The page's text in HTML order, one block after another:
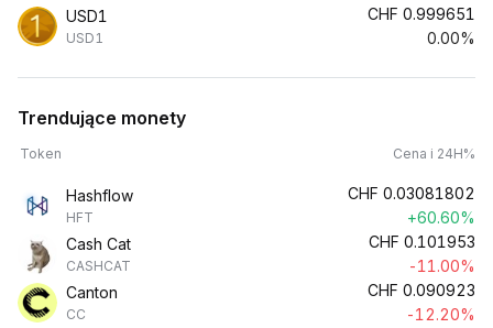
USD1
USD1
CHF 0.999651
0.00%
Trendujące monety
Token Cena i 24H%
Hashflow
HFT
CHF 0.03081802
+60.60%
Cash Cat
CASHCAT
CHF 0.101953
-11.00%
Canton
CC
CHF 0.090923
-12.20%